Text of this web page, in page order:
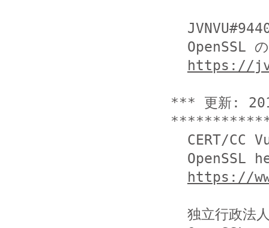
https://
*** 更新:
https://